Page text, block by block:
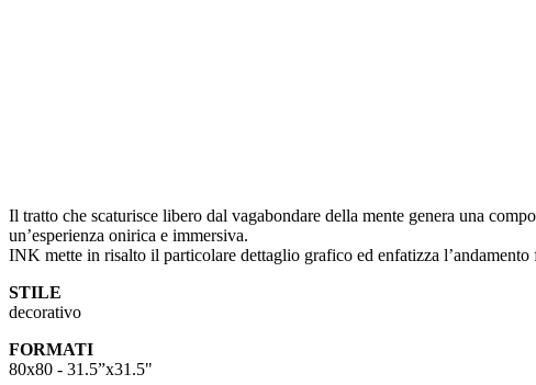
Il tratto che scaturisce libero dal vagabondare della mente genera una
un’esperienza onirica e immersiva.
INK mette in risalto il particolare dettaglio grafico ed enfatizza
STILE
decorativo
FORMATI
80x80 - 31.5”x31.5"